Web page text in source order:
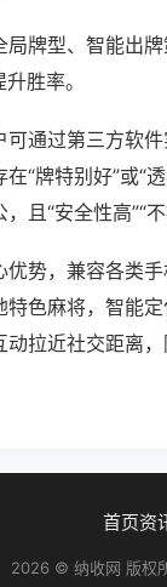
牌型、智能出
胜率。
通过第三方软件
“牌特别好”或“
且“安全性高”“不
势，兼容各类
色麻将，智能
拉近社交距离
首页资
2026 © 纳收网 版权